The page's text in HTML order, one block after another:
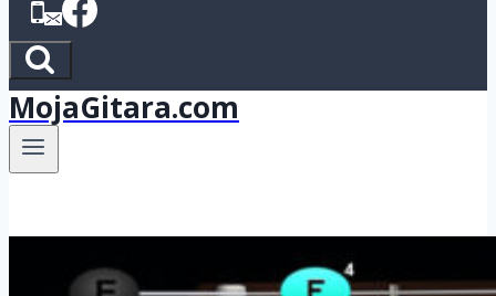
MojaGitara.com